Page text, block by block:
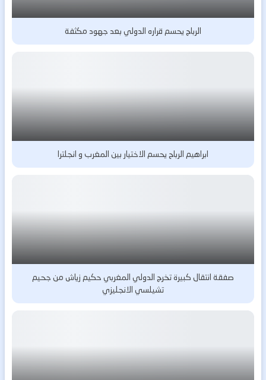
الرباج يحسم قراره الدولي بعد جهود مكثفة
ابراهيم الرباح يحسم الاختيار بين المغرب و انجلترا
صفقة انتقال كبيرة تخرج الدولي المغربي حكيم زياش من جحيم
تشيلسي الانجليزي